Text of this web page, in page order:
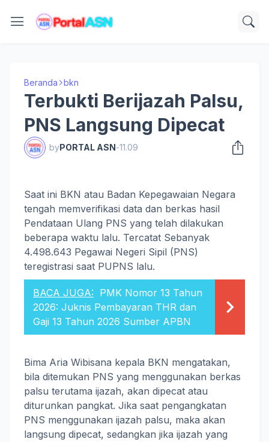
Beranda bkn
Terbukti Berijazah Palsu,
PNS Langsung Dipecat
byPORTAL ASN-11.09
Saat ini BKN atau Badan Kepegawaian Negara
tengah memverifikasi data dan berkas hasil
Pendataan Ulang PNS yang telah dilakukan
beberapa waktu lalu. Tercatat Sebanyak
4.498.643 Pegawai Negeri Sipil (PNS)
teregistrasi saat PUPNS lalu.
BACA JUGA: PMK Nomor 13 Tahun
2026: Juknis Pembayaran THR dan
Gaji 13 Tahun 2026 Sumber APBN
Bima Aria Wibisana kepala BKN mengatakan,
bila ditemukan PNS yang menggunakan berkas
palsu terutama ijazah, akan dipecat atau
diturunkan pangkat. Jika saat pengangkatan
PNS menggunakan ijazah palsu, maka akan
langsung dipecat, sedangkan jika ijazah yang